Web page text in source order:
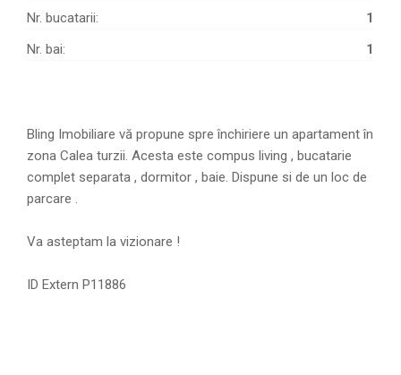
Nr. bucatarii:
1
Nr. bai:
1
Bling Imobiliare vă propune spre închiriere un apartament în
zona Calea turzii. Acesta este compus living , bucatarie
complet separata , dormitor , baie. Dispune si de un loc de
parcare .
Va asteptam la vizionare !
ID Extern P11886